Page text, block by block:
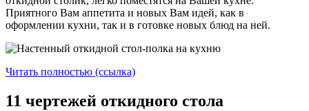
Приятного Вам аппетита и новых Вам идей, как в
оформлении кухни, так и в готовке новых блюд на ней.
Читать полностью (ссылка)
11 чертежей откидного стола